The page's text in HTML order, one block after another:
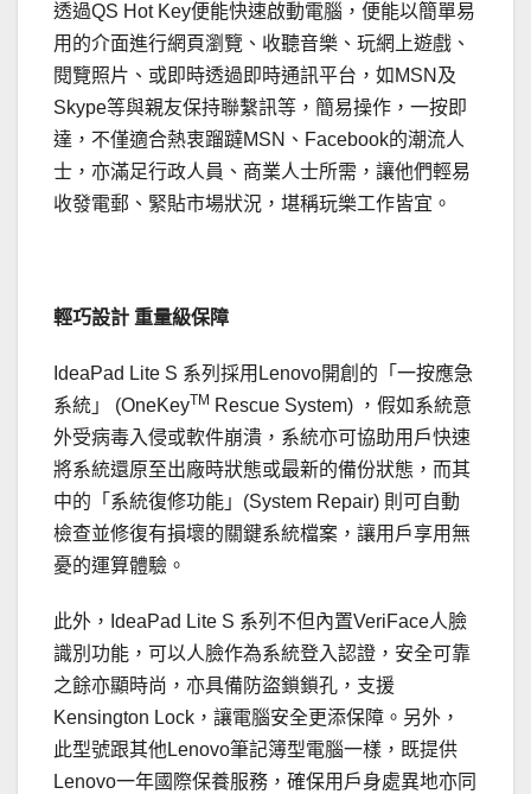
透過QS Hot Key便能快速啟動電腦，便能以簡單易
用的介面進行網頁瀏覽、收聽音樂、玩網上遊戲、
閱覽照片、或即時透過即時通訊平台，如MSN及
Skype等與親友保持聯繫訊等，簡易操作，一按即
達，不僅適合熱衷蹓躂MSN、Facebook的潮流人
士，亦滿足行政人員、商業人士所需，讓他們輕易
收發電郵、緊貼市場狀況，堪稱玩樂工作皆宜。
輕巧設計 重量級保障
IdeaPad Lite S 系列採用Lenovo開創的「一按應急
系統」 (OneKeyTM Rescue System) ，假如系統意
外受病毒入侵或軟件崩潰，系統亦可協助用戶快速
將系統還原至出廠時狀態或最新的備份狀態，而其
中的「系統復修功能」(System Repair) 則可自動
檢查並修復有損壞的關鍵系統檔案，讓用戶享用無
憂的運算體驗。
此外，IdeaPad Lite S 系列不但內置VeriFace人臉
識別功能，可以人臉作為系統登入認證，安全可靠
之餘亦顯時尚，亦具備防盜鎖鎖孔，支援
Kensington Lock，讓電腦安全更添保障。另外，
此型號跟其他Lenovo筆記簿型電腦一樣，既提供
Lenovo一年國際保養服務，確保用戶身處異地亦同